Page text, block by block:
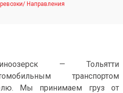
/ Направления
— Тольятти
транспортом
Мы принимаем груз от